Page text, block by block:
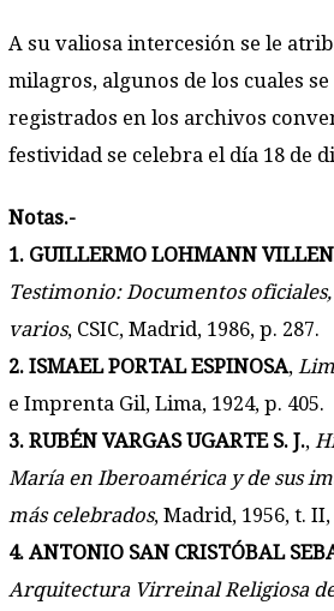
A su valiosa intercesión se le
milagros, algunos de los cuales
registrados en los archivos
festividad se celebra el día 18 de
Notas.-
1. GUILLERMO LOHMANN
Testimonio: Documentos
varios, CSIC, Madrid, 1986, p. 287.
2. ISMAEL PORTAL ESPINOSA,
e Imprenta Gil, Lima, 1924, p. 405.
3. RUBÉN VARGAS UGARTE S. J.,
María en Iberoamérica y de sus
más celebrados, Madrid, 1956, t. II,
4. ANTONIO SAN CRISTÓBAL
Arquitectura Virreinal Religiosa